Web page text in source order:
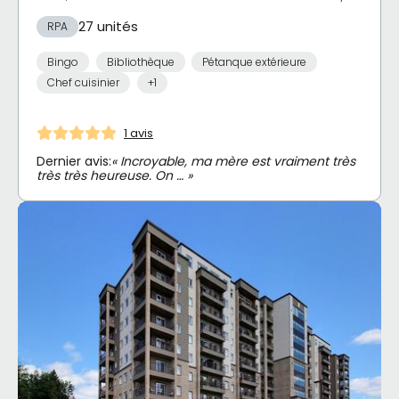
RPA 27 unités
Bingo Bibliothèque
Pétanque extérieure
Chef cuisinier
+1
1 avis
Dernier avis:« Incroyable, ma mère est vraiment très
très très heureuse. On … »